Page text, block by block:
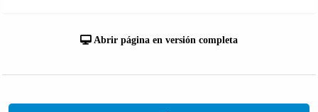
Abrir página en versión completa